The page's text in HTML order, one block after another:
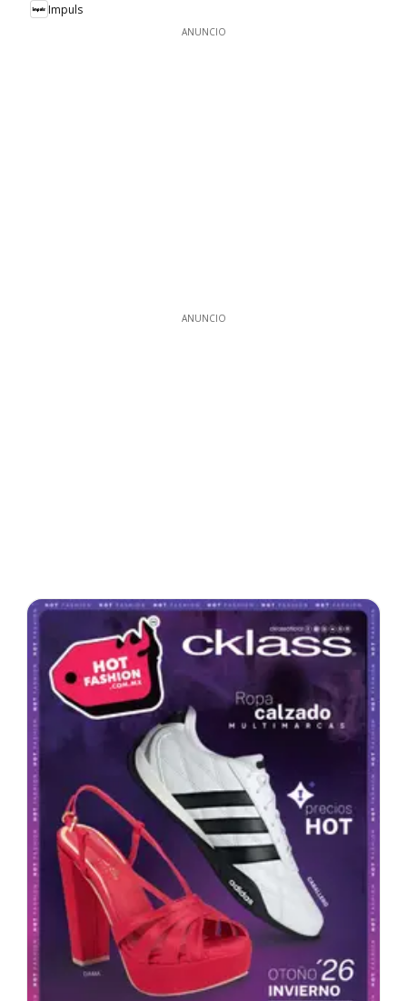
Impuls
ANUNCIO
ANUNCIO